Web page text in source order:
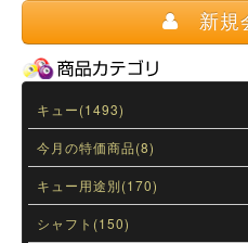
新規
キュー(1493)
今月の特価商品(8)
キュー用途別(170)
シャフト(150)